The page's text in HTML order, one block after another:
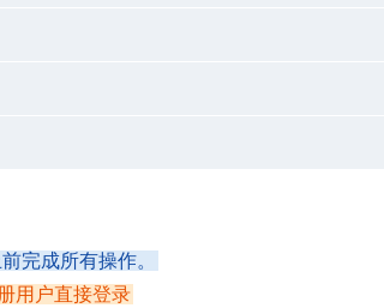
完成所有操作。
用户直接登录